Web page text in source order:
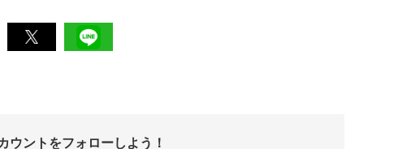
ウントをフォローしよう！